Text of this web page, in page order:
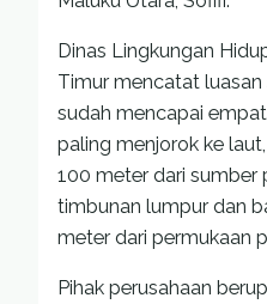
Dinas Lingkungan
Timur mencatat
sudah mencapai
paling menjorok ke
100 meter dari sumber
timbunan lumpur dan
meter dari permukaan
Pihak perusahaan